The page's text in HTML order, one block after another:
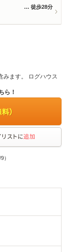
徒歩28分
ます。 ログハウス
ら！
）